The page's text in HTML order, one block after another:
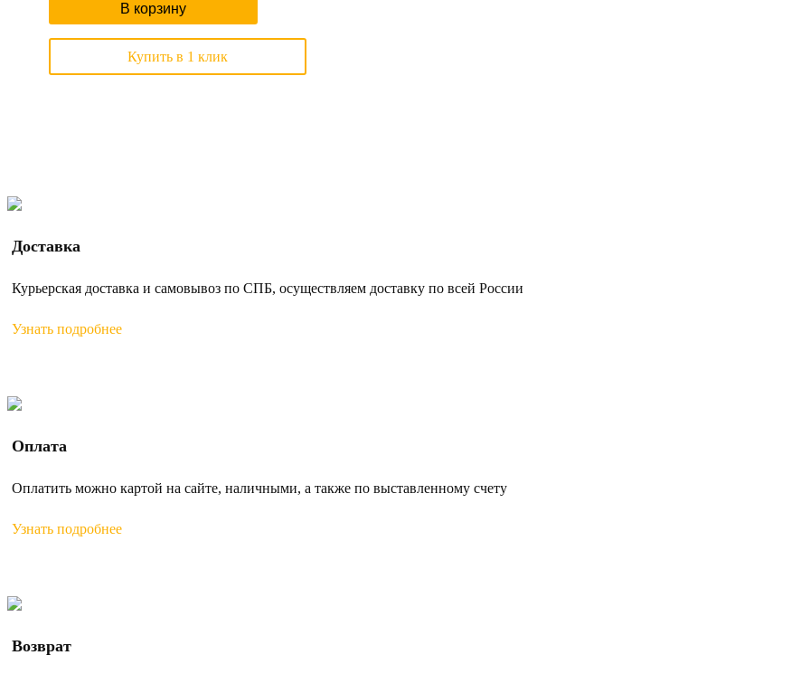
В корзину
Купить в 1 клик
Доставка
Курьерская доставка и самовывоз по СПБ, осуществляем доставку по всей России
Узнать подробнее
Оплата
Оплатить можно картой на сайте, наличными, а также по выставленному счету
Узнать подробнее
Возврат